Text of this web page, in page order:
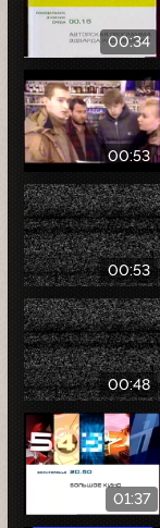
00:34
00:53
00:53
00:48
01:37